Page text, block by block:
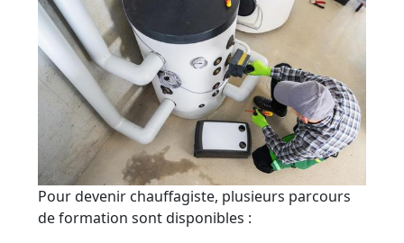
Pour devenir chauffagiste, plusieurs parcours
de formation sont disponibles :